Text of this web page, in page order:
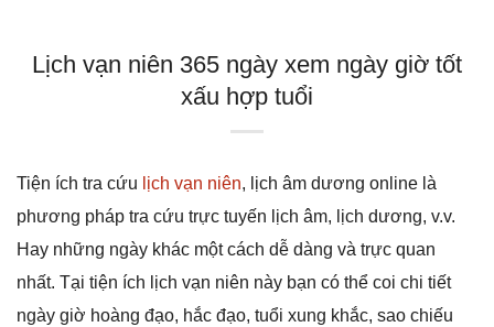
Lịch vạn niên 365 ngày xem ngày giờ tốt
xấu hợp tuổi
Tiện ích tra cứu lịch vạn niên, lịch âm dương online là
phương pháp tra cứu trực tuyến lịch âm, lịch dương, v.v.
Hay những ngày khác một cách dễ dàng và trực quan
nhất. Tại tiện ích lịch vạn niên này bạn có thể coi chi tiết
ngày giờ hoàng đạo, hắc đạo, tuổi xung khắc, sao chiếu